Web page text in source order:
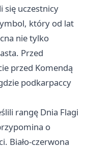
się uczestnicy
który od lat
nie tylko
Przed
przed Komendą
podkarpaccy
rangę Dnia Flagi
o
Biało-czerwona